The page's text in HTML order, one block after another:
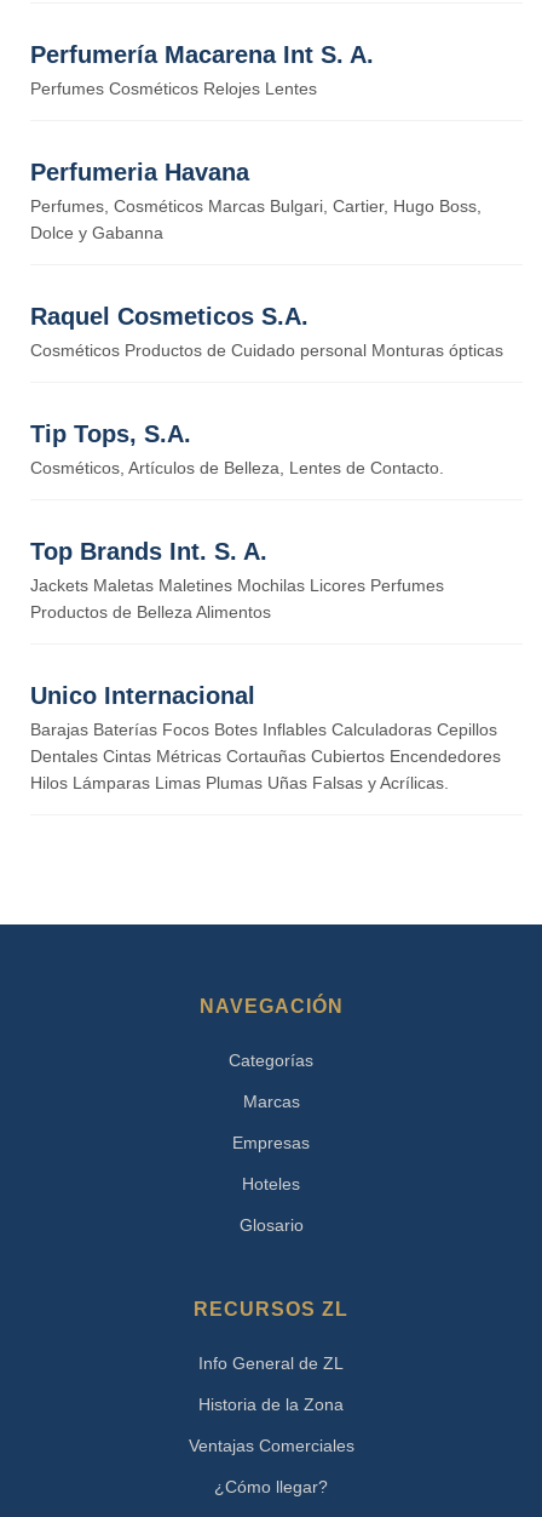
Perfumería Macarena Int S. A.
Perfumes Cosméticos Relojes Lentes
Perfumeria Havana
Perfumes, Cosméticos Marcas Bulgari, Cartier, Hugo Boss,
Dolce y Gabanna
Raquel Cosmeticos S.A.
Cosméticos Productos de Cuidado personal Monturas ópticas
Tip Tops, S.A.
Cosméticos, Artículos de Belleza, Lentes de Contacto.
Top Brands Int. S. A.
Jackets Maletas Maletines Mochilas Licores Perfumes
Productos de Belleza Alimentos
Unico Internacional
Barajas Baterías Focos Botes Inflables Calculadoras Cepillos
Dentales Cintas Métricas Cortauñas Cubiertos Encendedores
Hilos Lámparas Limas Plumas Uñas Falsas y Acrílicas.
NAVEGACIÓN
Categorías
Marcas
Empresas
Hoteles
Glosario
RECURSOS ZL
Info General de ZL
Historia de la Zona
Ventajas Comerciales
¿Cómo llegar?